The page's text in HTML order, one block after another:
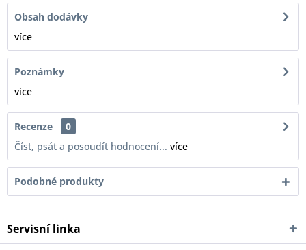
Obsah dodávky
více
Poznámky
více
Recenze
0
Číst, psát a posoudít hodnocení... více
Podobné produkty
Servisní linka